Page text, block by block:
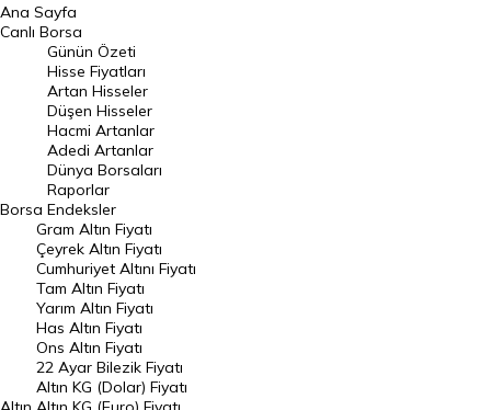
BIST 100 Hisseleri
En Çok Artan Hisseler
En Çok Düşen Hisseler
Hacmi Artanlar
Geçmiş Kapanışlar
Dünya Borsaları
Raporlar
Endeksler
DÖVİZ
Döviz Kuru
Dolar Kuru
Ana Sayfa
Canlı Borsa
Borsa
Günün Özeti
Hisse Fiyatları
Artan Hisseler
Düşen Hisseler
Hacmi Artanlar
Adedi Artanlar
Dünya Borsaları
Raporlar
Endeksler
Gram Altın Fiyatı
Çeyrek Altın Fiyatı
Cumhuriyet Altını Fiyatı
Tam Altın Fiyatı
Yarım Altın Fiyatı
Has Altın Fiyatı
Ons Altın Fiyatı
22 Ayar Bilezik Fiyatı
Altın KG (Dolar) Fiyatı